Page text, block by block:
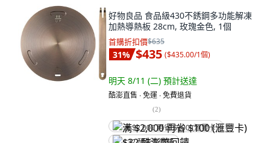
好物良品 食品級430不銹鋼多功能解凍
加熱導熱板 28cm, 玫瑰金色, 1個
首購折扣價$635
31% $435 ($435.00/1個)
明天 8/11 (二) 預計送達
酷澎直售 ∙ 免運 ∙ 免費退貨
(2)
满 $2,000 再省 $100 (滙豐卡)